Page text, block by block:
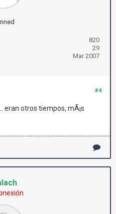
820
29
Mar 2007
#4
eran otros tiempos, mÃ¡s